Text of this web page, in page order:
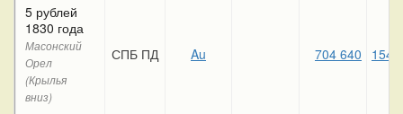
5 рублей
1830 года
Масонский
Орел
(Крылья
вниз)
СПБ ПД Au 704 640 154